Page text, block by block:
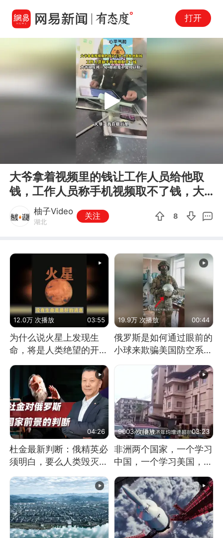
打开
Play
大爷拿着视频里的钱让工作人员给他取
钱，工作人员称手机视频取不了钱，大
爷却反问一句邮政是不是可以取
柚子Video
湖北
关注 8
12.0万 次播放 03:55
为什么说火星上发现生
命，将是人类绝望的开
始？
19.9万 次播放 00:44
俄罗斯是如何通过眼前的
小球来欺骗美国防空系统
04:26
杜金最新判断：俄精英必
须明白，要么人类毁灭，
9003 次播放 03:23
非洲两个国家，一个学习
中国，一个学习美国，结